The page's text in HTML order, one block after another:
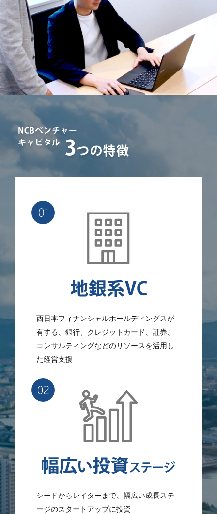
西日本フィナンシャルホールディングスが
有する、銀行、クレジットカード、証券、
コンサルティングなどのリソースを活用し
た経営支援
シードからレイターまで、幅広い成長ステ
ージのスタートアップに投資